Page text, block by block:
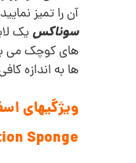
آن را تمیز
سوناکسیک
های کوچک می
ها به اندازه
ویژگیهای
Sponge: